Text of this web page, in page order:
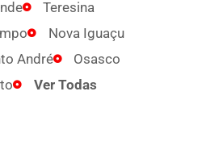
Teresina
Nova Iguaçu
André
Osasco
Ver Todas